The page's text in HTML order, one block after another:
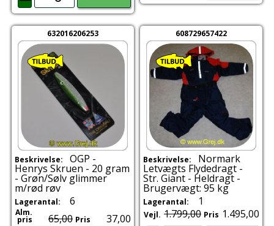
632016206253
Beskrivelse: OGP -
Henrys Skruen - 20 gram
- Grøn/Sølv glimmer
m/rød røv
Lagerantal: 6
Alm.
pris 65,00 Pris 37,00
608729657422
Beskrivelse: Normark
Letvægts Flydedragt -
Str. Giant - Heldragt -
Brugervægt: 95 kg
Lagerantal: 1
Vejl. 1.799,00 Pris 1.495,00